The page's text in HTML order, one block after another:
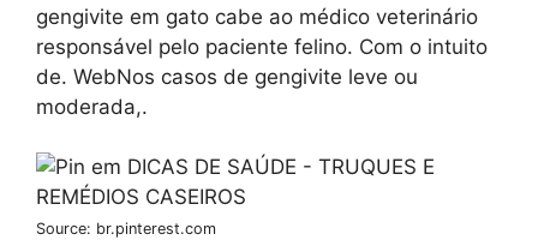
gengivite em gato cabe ao médico veterinário
responsável pelo paciente felino. Com o intuito
de. WebNos casos de gengivite leve ou
moderada,.
Source: br.pinterest.com